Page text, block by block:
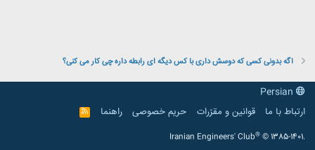
اگه بدونی کسی که دوسش داری با کس دیگه ای رابطه داره چی کار می کنی؟
ارتباط با ما
قوانین و مقرّرات حریم خصوصی راهنما
R
S
Iranian Engineers' Club® © 1385-1401.